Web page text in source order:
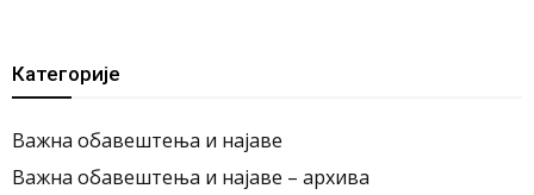
Категорије
Важна обавештења и најаве
Важна обавештења и најаве – архива